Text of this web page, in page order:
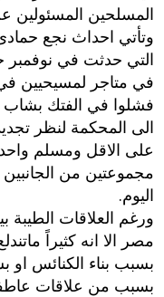
المسلحين المسئولين
وتأتي احداث نجع
التي حدثت في نوفمبر
في متاجر لمسيحيين
فشلوا في الفتك بشاب
الى المحكمة لنظر
على الاقل ومسلم
مجموعتين من
اليوم.
ورغم العلاقات
مصر الا انه كثيراً
بسبب بناء الكنائس او
بسبب من علاقات